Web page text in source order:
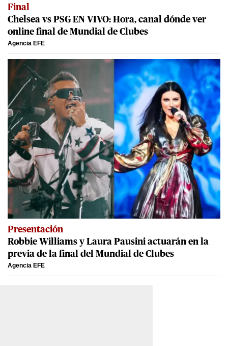
Final
Chelsea vs PSG EN VIVO: Hora, canal dónde ver
online final de Mundial de Clubes
Agencia EFE
Presentación
Robbie Williams y Laura Pausini actuarán en la
previa de la final del Mundial de Clubes
Agencia EFE